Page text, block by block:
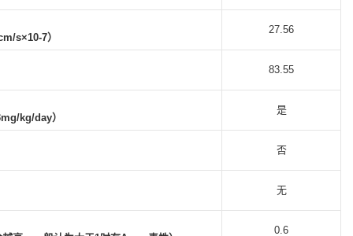
s×10-7）
27.56
83.55
kg/day）
是
否
无
0.6